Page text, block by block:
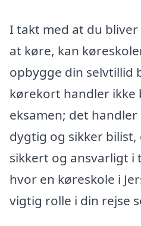
I takt med at du
at køre, kan
opbygge din selvtillid
kørekort handler ikke
eksamen; det
dygtig og sikker
sikkert og ansvarligt i
hvor en køreskole i
vigtig rolle i din rejse